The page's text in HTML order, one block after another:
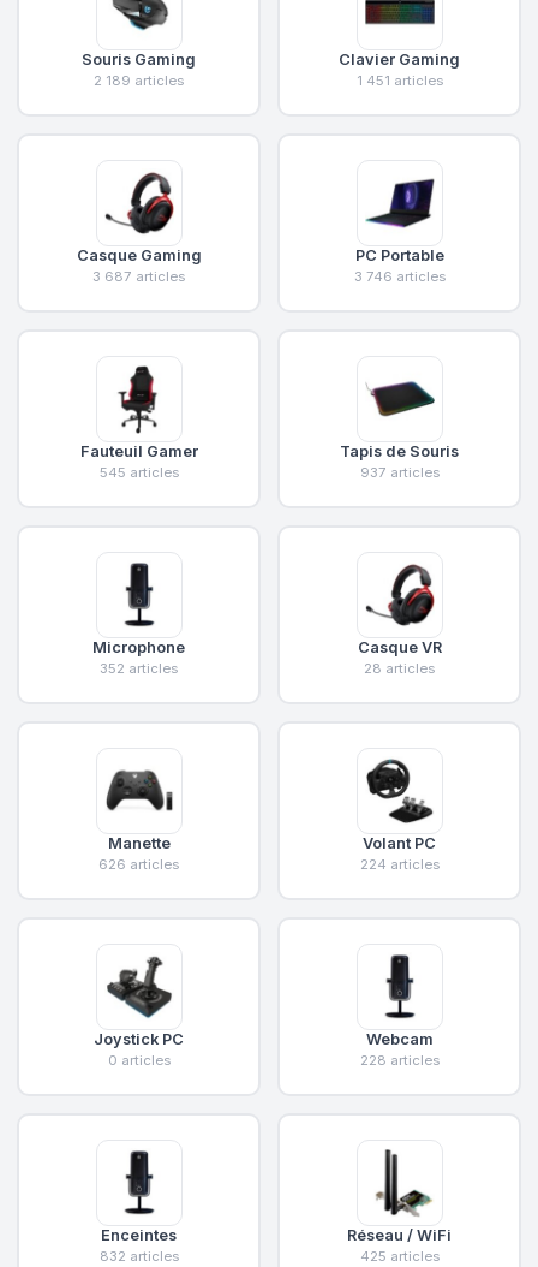
Souris Gaming
2 189 articles
Clavier Gaming
1 451 articles
Casque Gaming
3 687 articles
PC Portable
3 746 articles
Fauteuil Gamer
545 articles
Tapis de Souris
937 articles
Microphone
352 articles
Casque VR
28 articles
Manette
626 articles
Volant PC
224 articles
Joystick PC
0 articles
Webcam
228 articles
Enceintes
832 articles
Réseau / WiFi
425 articles